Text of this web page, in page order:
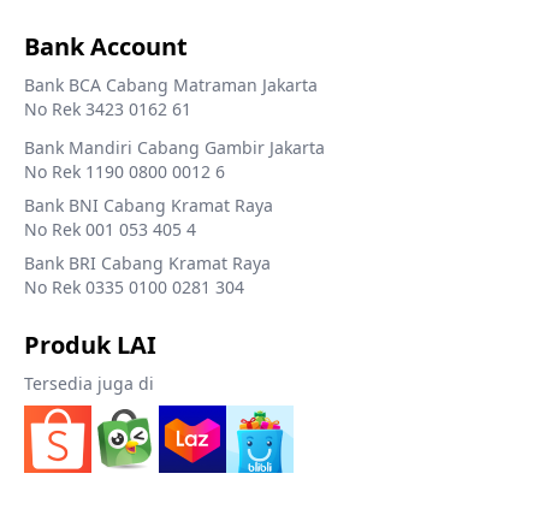
Bank Account
Bank BCA Cabang Matraman Jakarta
No Rek 3423 0162 61
Bank Mandiri Cabang Gambir Jakarta
No Rek 1190 0800 0012 6
Bank BNI Cabang Kramat Raya
No Rek 001 053 405 4
Bank BRI Cabang Kramat Raya
No Rek 0335 0100 0281 304
Produk LAI
Tersedia juga di